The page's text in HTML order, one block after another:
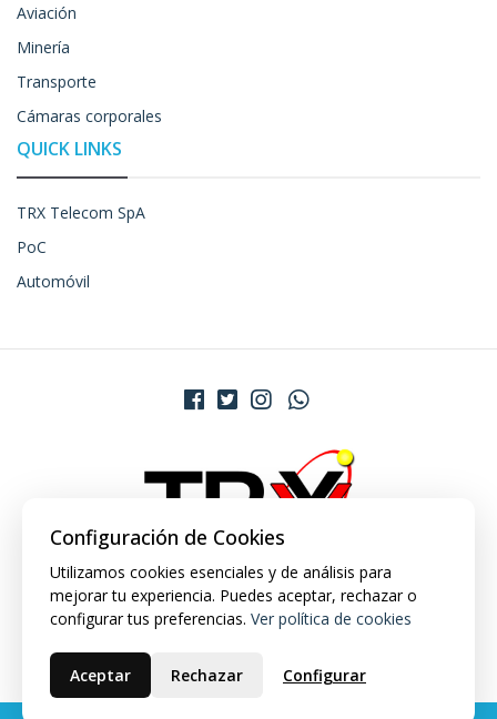
Aviación
Minería
Transporte
Cámaras corporales
QUICK LINKS
TRX Telecom SpA
PoC
Automóvil
Configuración de Cookies
Utilizamos cookies esenciales y de análisis para
mejorar tu experiencia. Puedes aceptar, rechazar o
configurar tus preferencias. Ver política de cookies
Aceptar Rechazar Configurar